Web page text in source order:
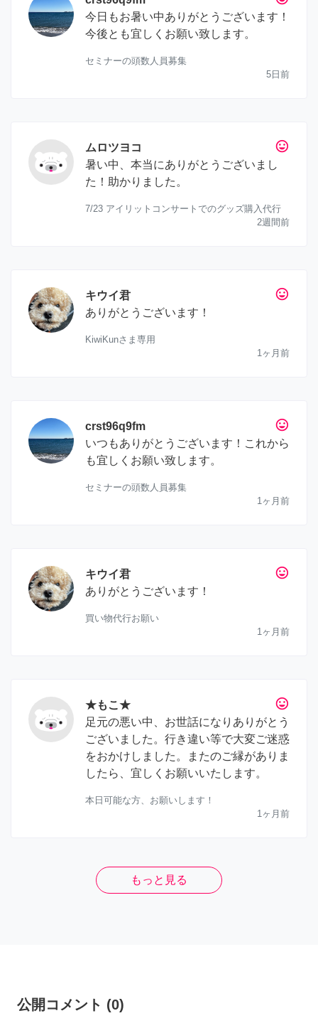
今日もお暑い中ありがとうございます！
今後とも宜しくお願い致します。
セミナーの頭数人員募集
5日前
tag_faces
ムロツヨコ
暑い中、本当にありがとうございまし
た！助かりました。
7/23 アイリットコンサートでのグッズ購入代行
2週間前
tag_faces
キウイ君
ありがとうございます！
KiwiKunさま専用
1ヶ月前
tag_faces
crst96q9fm
いつもありがとうございます！これから
も宜しくお願い致します。
セミナーの頭数人員募集
1ヶ月前
tag_faces
キウイ君
ありがとうございます！
買い物代行お願い
1ヶ月前
tag_faces
★もこ★
足元の悪い中、お世話になりありがとう
ございました。行き違い等で大変ご迷惑
をおかけしました。またのご縁がありま
したら、宜しくお願いいたします。
本日可能な方、お願いします！
1ヶ月前
もっと見る
公開コメント (0)